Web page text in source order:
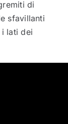
di
sfavillanti
lati dei